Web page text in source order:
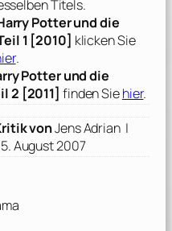
Titels.
Potter und die
1 [2010] klicken Sie
.
Potter und die
2 [2011] finden Siehier.
vonJens Adrian|
5. August 2007